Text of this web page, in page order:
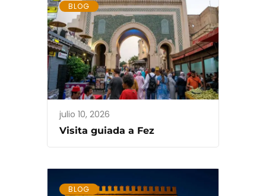
BLOG
julio 10, 2026
Visita guiada a Fez
BLOG